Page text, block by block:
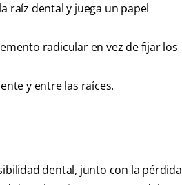
raíz dental y juega un papel
radicular en vez de fijar los
y entre las raíces.
dental, junto con la pérdida